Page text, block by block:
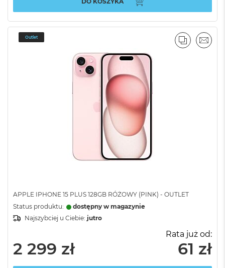
Outlet
APPLE IPHONE 15 PLUS 128GB RÓŻOWY (PINK) - OUTLET
Status produktu:
dostępny w magazynie
Najszybciej u Ciebie: jutro
2 299 zł
Rata już od:
61 zł